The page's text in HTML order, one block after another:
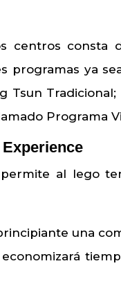
centros consta
ya
Programa
al lego
una